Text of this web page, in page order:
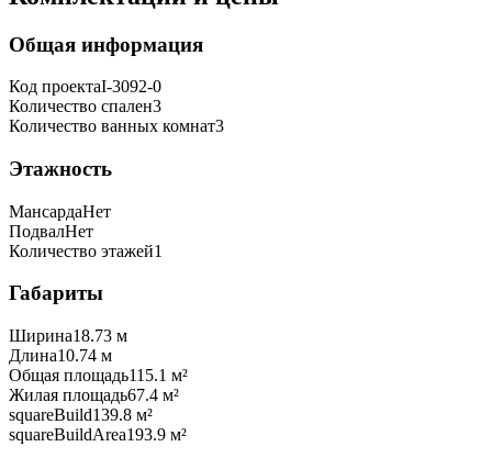
Общая информация
Код проектаI-3092-0
Количество спален3
Количество ванных комнат3
Этажность
МансардаНет
ПодвалНет
Количество этажей1
Габариты
Ширина18.73 м
Длина10.74 м
Общая площадь115.1 м²
Жилая площадь67.4 м²
squareBuild139.8 м²
squareBuildArea193.9 м²